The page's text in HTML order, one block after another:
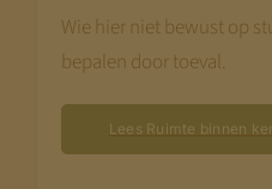
Wie hier niet bewust op
bepalen door toeval.
Lees Ruimte binnen